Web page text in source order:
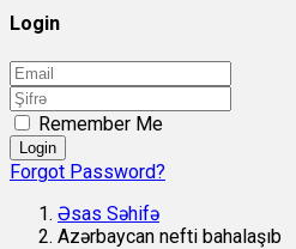
Login
Remember Me
Login
Forgot Password?
Əsas Səhifə
Azərbaycan nefti bahalaşıb